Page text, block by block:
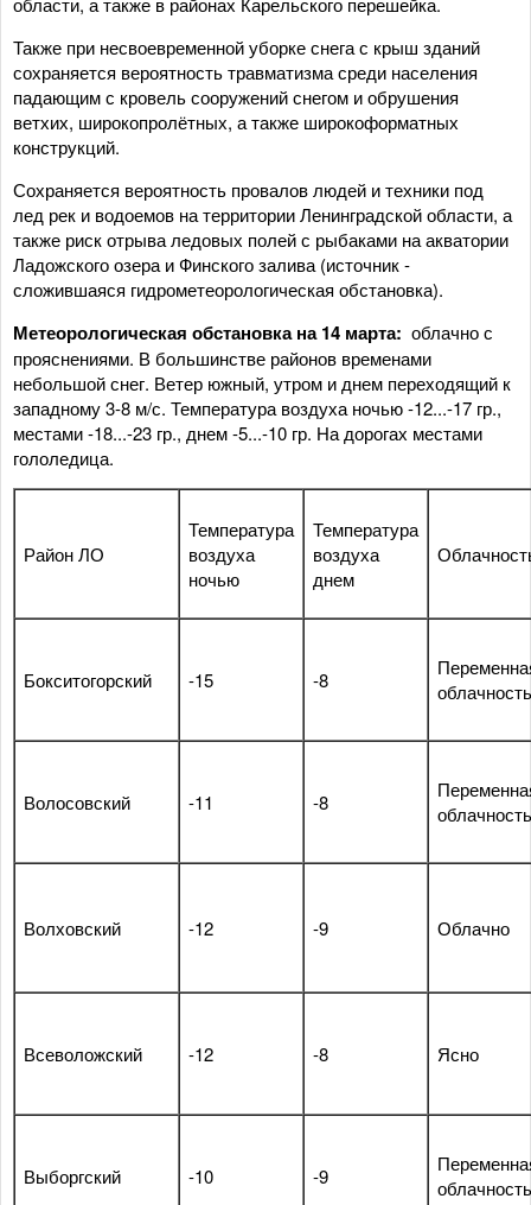
Также при несвоевременной уборке снега с крыш зданий
сохраняется вероятность травматизма среди населения
падающим с кровель сооружений снегом и обрушения
ветхих, широкопролётных, а также широкоформатных
конструкций.
Сохраняется вероятность провалов людей и техники под
лед рек и водоемов на территории Ленинградской области, а
также риск отрыва ледовых полей с рыбаками на акватории
Ладожского озера и Финского залива (источник -
сложившаяся гидрометеорологическая обстановка).
Метеорологическая обстановка на 14 марта: облачно с
прояснениями. В большинстве районов временами
небольшой снег. Ветер южный, утром и днем переходящий к
западному 3-8 м/с. Температура воздуха ночью -12...-17 гр.,
местами -18...-23 гр., днем -5...-10 гр. На дорогах местами
гололедица.
Район ЛО
Температура
воздуха
ночью
Температура
воздуха
днем
Бокситогорский -15 -8
облачность
Волосовский -11 -8
облачность
Волховский -12 -9 Облачно
Всеволожский -12 -8 Ясно
Выборгский -10 -9
облачность